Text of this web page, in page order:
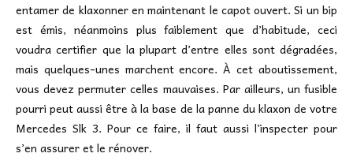
entamer de klaxonner en maintenant le capot ouvert. Si un bip
est émis, néanmoins plus faiblement que d’habitude, ceci
voudra certifier que la plupart d’entre elles sont dégradées,
mais quelques-unes marchent encore. À cet aboutissement,
vous devez permuter celles mauvaises. Par ailleurs, un fusible
pourri peut aussi être à la base de la panne du klaxon de votre
Mercedes Slk 3. Pour ce faire, il faut aussi l’inspecter pour
s’en assurer et le rénover.